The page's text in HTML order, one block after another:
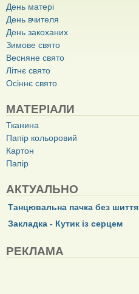
День матері
День вчителя
День закоханих
Зимове свято
Весняне свято
Літнє свято
Осіннє свято
МАТЕРІАЛИ
Тканина
Папір кольоровий
Картон
Папір
АКТУАЛЬНО
Танцювальна пачка без шиття
Закладка - Кутик із серцем
РЕКЛАМА